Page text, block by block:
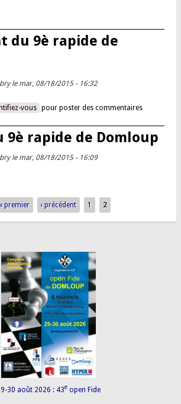
de Liste des prix du 9è rapide de Domloup
du 9è rapide de
le mar, 08/18/2015 - 16:32
de Règlement du 9è rapide de Domloup
vous pour poster des commentaires
9è rapide de Domloup
le mar, 08/18/2015 - 16:09
de Affiche du 9è rapide de Domloup
« premier ‹ précédent 1 2
30 août 2026 : 43e open Fide